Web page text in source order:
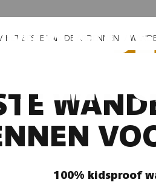
HELE
HET BESTE VAN DE ARDENNEN
100% kidsproof